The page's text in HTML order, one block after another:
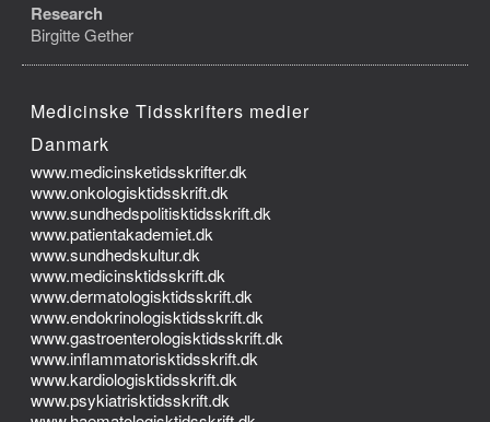
Research
Birgitte Gether
Medicinske Tidsskrifters medier
Danmark
www.medicinsketidsskrifter.dk
www.onkologisktidsskrift.dk
www.sundhedspolitisktidsskrift.dk
www.patientakademiet.dk
www.sundhedskultur.dk
www.medicinsktidsskrift.dk
www.dermatologisktidsskrift.dk
www.endokrinologisktidsskrift.dk
www.gastroenterologisktidsskrift.dk
www.inflammatorisktidsskrift.dk
www.kardiologisktidsskrift.dk
www.psykiatrisktidsskrift.dk